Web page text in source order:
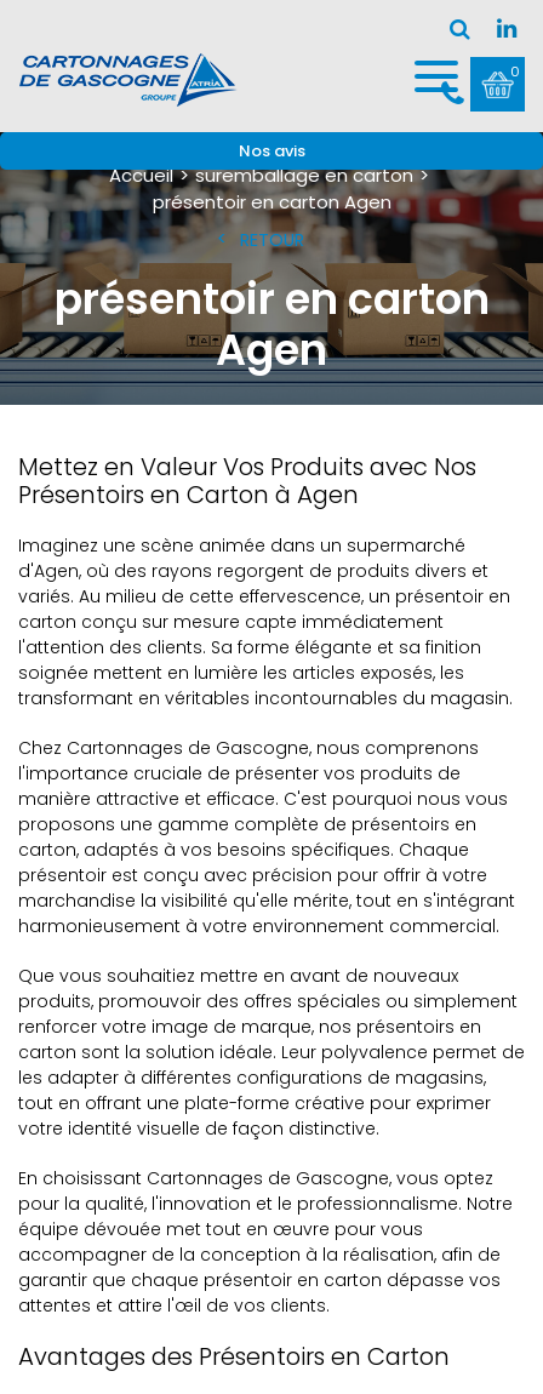
Nos avis
0
Accueil
suremballage en carton
présentoir en carton Agen
RETOUR
présentoir en carton
Agen
Mettez en Valeur Vos Produits avec Nos
Présentoirs en Carton à Agen
Imaginez une scène animée dans un supermarché
d'Agen, où des rayons regorgent de produits divers et
variés. Au milieu de cette effervescence, un présentoir en
carton conçu sur mesure capte immédiatement
l'attention des clients. Sa forme élégante et sa finition
soignée mettent en lumière les articles exposés, les
transformant en véritables incontournables du magasin.
Chez Cartonnages de Gascogne, nous comprenons
l'importance cruciale de présenter vos produits de
manière attractive et efficace. C'est pourquoi nous vous
proposons une gamme complète de présentoirs en
carton, adaptés à vos besoins spécifiques. Chaque
présentoir est conçu avec précision pour offrir à votre
marchandise la visibilité qu'elle mérite, tout en s'intégrant
harmonieusement à votre environnement commercial.
Que vous souhaitiez mettre en avant de nouveaux
produits, promouvoir des offres spéciales ou simplement
renforcer votre image de marque, nos présentoirs en
carton sont la solution idéale. Leur polyvalence permet de
les adapter à différentes configurations de magasins,
tout en offrant une plate-forme créative pour exprimer
votre identité visuelle de façon distinctive.
En choisissant Cartonnages de Gascogne, vous optez
pour la qualité, l'innovation et le professionnalisme. Notre
équipe dévouée met tout en œuvre pour vous
accompagner de la conception à la réalisation, afin de
garantir que chaque présentoir en carton dépasse vos
attentes et attire l'œil de vos clients.
Avantages des Présentoirs en Carton